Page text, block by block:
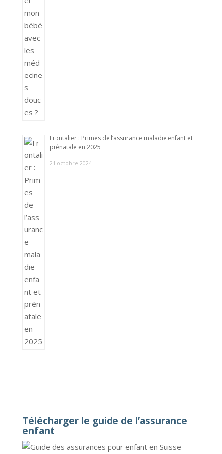
Frontalier : Primes de l’assurance maladie enfant et
prénatale en 2025
21 octobre 2024
Télécharger le guide de l’assurance
enfant